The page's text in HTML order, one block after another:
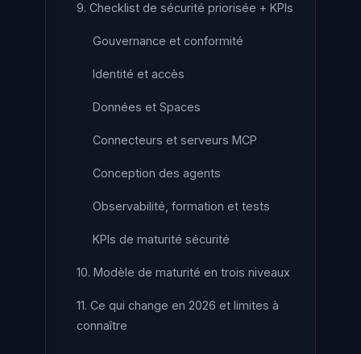
9. Checklist de sécurité priorisée + KPIs
Gouvernance et conformité
Identité et accès
Données et Spaces
Connecteurs et serveurs MCP
Conception des agents
Observabilité, formation et tests
KPIs de maturité sécurité
10. Modèle de maturité en trois niveaux
11. Ce qui change en 2026 et limites à
connaître